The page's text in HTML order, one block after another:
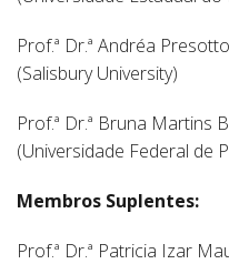
Prof.ª Dr.ª Andréa Presotto
(Salisbury University)
Prof.ª Dr.ª Bruna Martins
(Universidade Federal de
Membros Suplentes:
Prof.ª Dr.ª Patricia Izar